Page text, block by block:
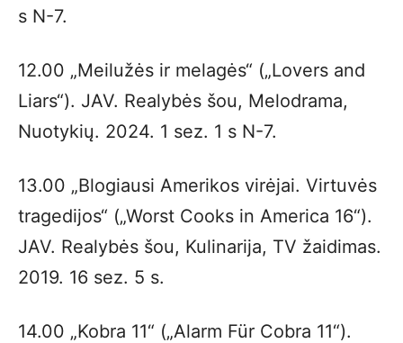
s N-7.
12.00 „Meilužės ir melagės“ („Lovers and
Liars“). JAV. Realybės šou, Melodrama,
Nuotykių. 2024. 1 sez. 1 s N-7.
13.00 „Blogiausi Amerikos virėjai. Virtuvės
tragedijos“ („Worst Cooks in America 16“).
JAV. Realybės šou, Kulinarija, TV žaidimas.
2019. 16 sez. 5 s.
14.00 „Kobra 11“ („Alarm Für Cobra 11“).